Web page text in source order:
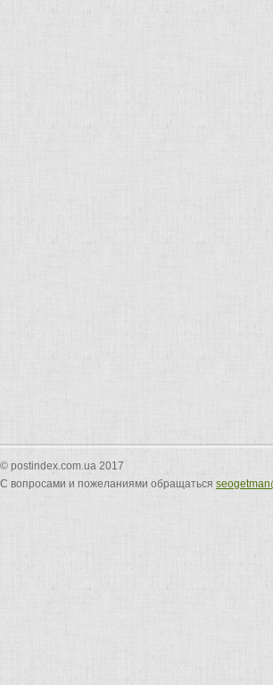
© postindex.com.ua 2017
С вопросами и пожеланиями обращаться